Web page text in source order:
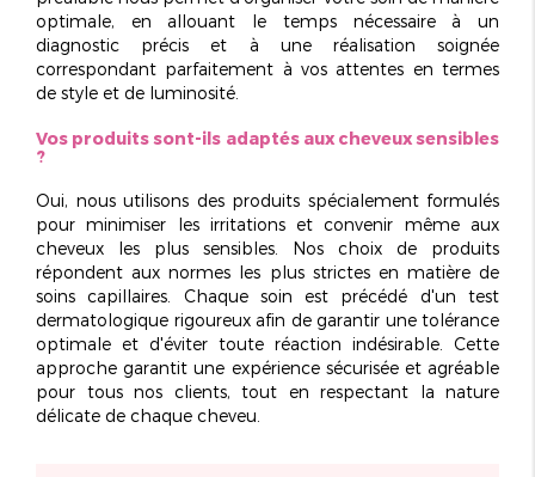
optimale, en allouant le temps nécessaire à un
diagnostic précis et à une réalisation soignée
correspondant parfaitement à vos attentes en termes
de style et de luminosité.
Vos produits sont-ils adaptés aux cheveux sensibles
?
Oui, nous utilisons des produits spécialement formulés
pour minimiser les irritations et convenir même aux
cheveux les plus sensibles. Nos choix de produits
répondent aux normes les plus strictes en matière de
soins capillaires. Chaque soin est précédé d'un test
dermatologique rigoureuxafin de garantir une tolérance
optimale et d'éviter toute réaction indésirable. Cette
approche garantit une expérience sécurisée et agréable
pour tous nos clients, tout en respectant la nature
délicate de chaque cheveu.